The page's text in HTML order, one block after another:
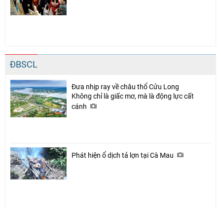
ĐBSCL
Đưa nhịp ray về châu thổ Cửu Long
Không chỉ là giấc mơ, mà là động lực cất
cánh
Phát hiện ổ dịch tả lợn tại Cà Mau